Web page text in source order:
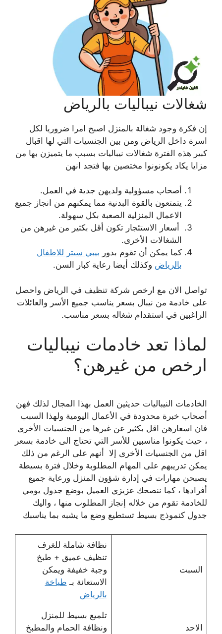
شغالات نيباليات بالرياض
إن فكرة وجود شغالة بالمنزل اصبح امرا ضروريا لكل
اسرة داخل الرياض ومن بين الجنسيات التي لها اقبال
كبير هذه الفترة شغالات نيباليات بسبب ما يتميزن بها من
مزايا يكاد يكونونوا مختصين بها فتجد انهن
أصحاب مسؤولية ولديهن جدية في العمل.
يتمتعون بالقوة البدنية مما يمكنهم من انجاز جميع
الاعمال المنزلية الصعبة بكل سهولة.
أسعار الاستئجار تكون أقل بكثير من غيرهن من
الشغالات الأخرى.
كما يمكن أن تقوم بدور بيبي سيتر للاطفال
بالرياض وكذلك أيضا رعاية كبار السن.
تواصل الان مع ارخص شركة تنظيف في الرياض واحصل
على خادمة من نيبال بسعر يناسب جميع الأسر والعائلات
الراغبين في استقدام شغاله بسعر مناسب.
لماذا تعد خادمات نيباليات
ارخص من غيرهن؟
الخادمات النيباليات حديثين العمل بهذا المجال لذلك فهن
أصحاب خبرة محدودة في الأعمال اليومية ولهذا السبب
فان اسعارهن اقل بكثير عن غيرها من الجنسيات الأخرى
، حيث يكونوا مناسبين للأسر التي تحتاج الى خادمة بسعر
اقل من الجنسيات الأخرى إلا أنهم على الرغم من ذلك
يمكن تدريبهم على المهام المطلوبة وخلال فترة بسيطة
يصبحن مهارات في إدارة شؤون المنزل ورعاية جميع
أفرادها ، كما ننصحك عزيزي العميل بوضع جدول يومي
للخادمة تقوم من خلاله إنجاز المطلوب منها ، واليك
جدول كنموذج بسيط تستطيع وضع ما يشبه بما يناسبك
السبت
نظافة شاملة للغرف
تنظيف عميق + طبخ
وجبة خفيفة ويمكن
الاستعانة بـ طباخة
بالرياض
الاحد
تلميع بسيط للمنزل
ونظافة الحمام والمطبخ